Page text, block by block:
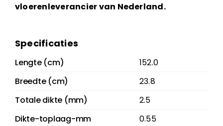
vloerenleverancier van Nederland.
Specificaties
Lengte (cm)
152.0
Breedte (cm)
23.8
Totale dikte (mm)
2.5
Dikte-toplaag-mm
0.55